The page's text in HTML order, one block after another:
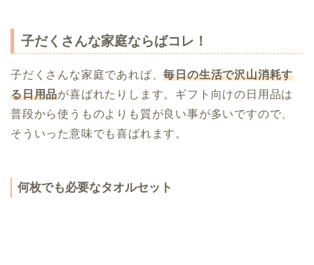
子だくさんな家庭ならばコレ！
子だくさんな家庭であれば、毎日の生活で沢山消耗す
る日用品が喜ばれたりします。ギフト向けの日用品は
普段から使うものよりも質が良い事が多いですので、
そういった意味でも喜ばれます。
何枚でも必要なタオルセット